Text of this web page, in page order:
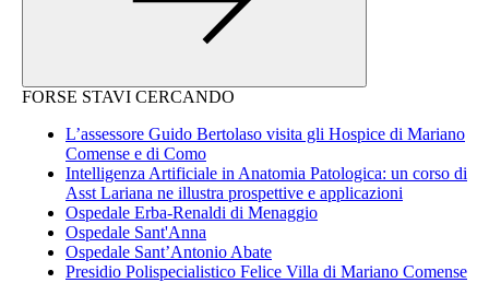
FORSE STAVI CERCANDO
L’assessore Guido Bertolaso visita gli Hospice di Mariano
Comense e di Como
Intelligenza Artificiale in Anatomia Patologica: un corso di
Asst Lariana ne illustra prospettive e applicazioni
Ospedale Erba-Renaldi di Menaggio
Ospedale Sant'Anna
Ospedale Sant’Antonio Abate
Presidio Polispecialistico Felice Villa di Mariano Comense